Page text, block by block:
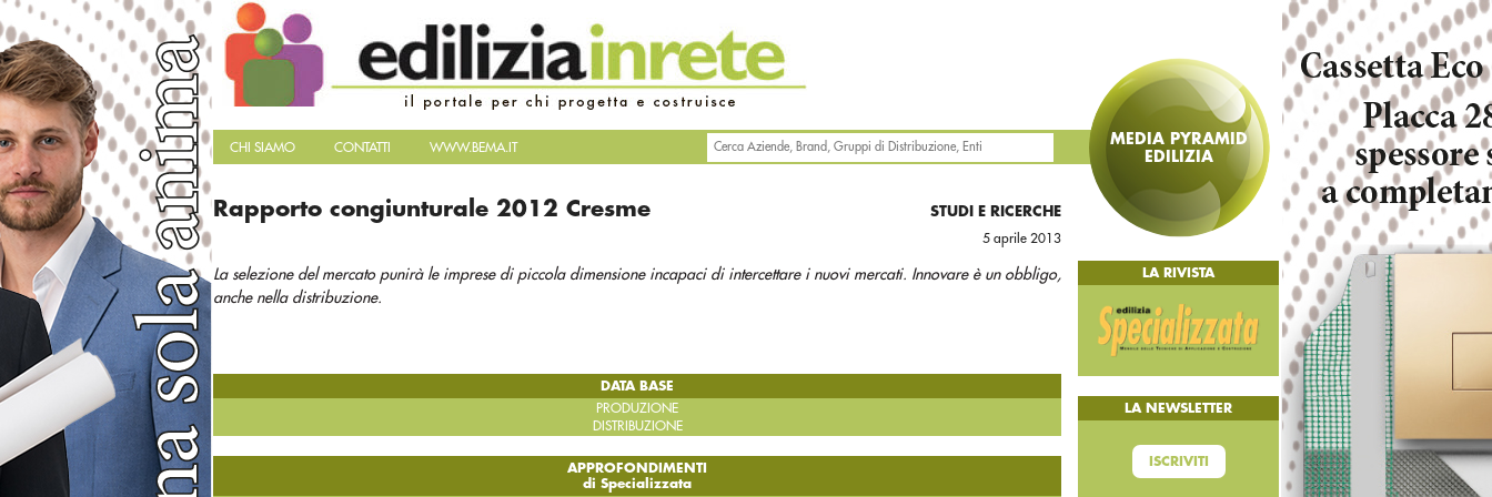
CHI SIAMO CONTATTI WWW.BEMA.IT
MEDIA PYRAMID
EDILIZIA
STUDI E RICERCHE
5 aprile 2013
Rapporto congiunturale 2012 Cresme
La selezione del mercato punirà le imprese di piccola dimensione incapaci di intercettare i nuovi mercati. Innovare è un obbligo,
anche nella distribuzione.
DATA BASE
PRODUZIONE
DISTRIBUZIONE
APPROFONDIMENTI
di Specializzata
LA RIVISTA
LA NEWSLETTER
ISCRIVITI